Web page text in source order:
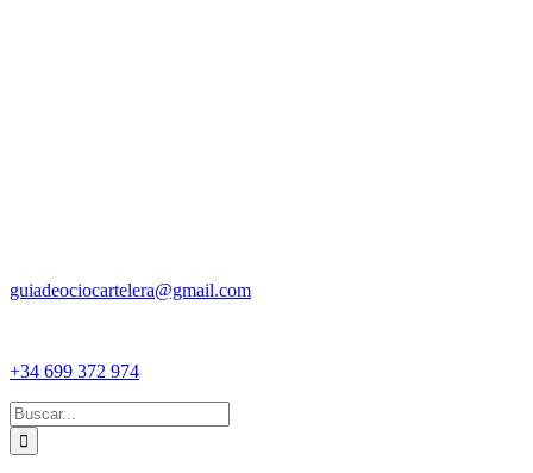
guiadeociocartelera@gmail.com
+34 699 372 974
Buscar: